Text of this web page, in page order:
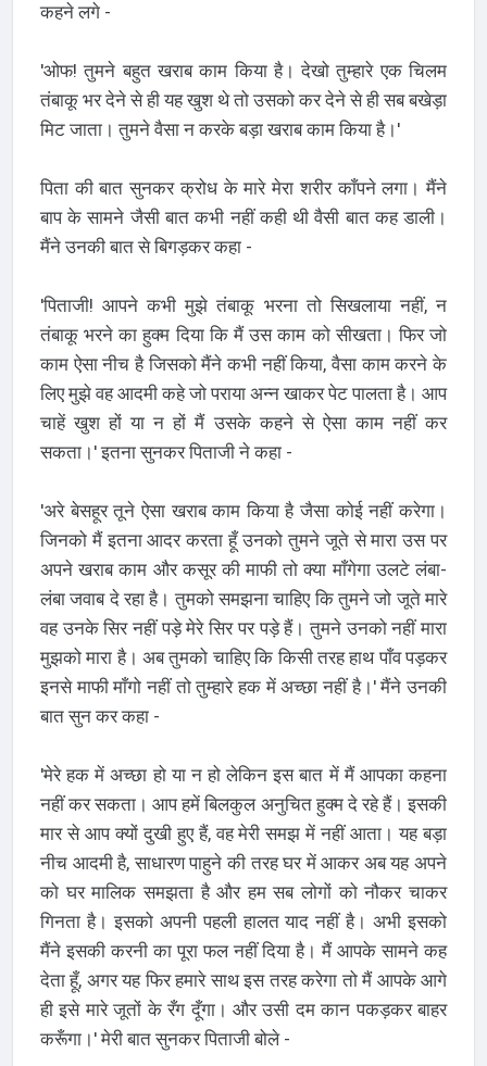
कहने लगे -
'ओफ! तुमने बहुत खराब काम किया है। देखो तुम्हारे एक चिलम
तंबाकू भर देने से ही यह खुश थे तो उसको कर देने से ही सब बखेड़ा
मिट जाता। तुमने वैसा न करके बड़ा खराब काम किया है।'
पिता की बात सुनकर क्रोध के मारे मेरा शरीर काँपने लगा। मैंने
बाप के सामने जैसी बात कभी नहीं कही थी वैसी बात कह डाली।
मैंने उनकी बात से बिगड़कर कहा -
'पिताजी! आपने कभी मुझे तंबाकू भरना तो सिखलाया नहीं, न
तंबाकू भरने का हुक्म दिया कि मैं उस काम को सीखता। फिर जो
काम ऐसा नीच है जिसको मैंने कभी नहीं किया, वैसा काम करने के
लिए मुझे वह आदमी कहे जो पराया अन्न खाकर पेट पालता है। आप
चाहें खुश हों या न हों मैं उसके कहने से ऐसा काम नहीं कर
सकता।' इतना सुनकर पिताजी ने कहा -
'अरे बेसहूर तूने ऐसा खराब काम किया है जैसा कोई नहीं करेगा।
जिनको मैं इतना आदर करता हूँ उनको तुमने जूते से मारा उस पर
अपने खराब काम और कसूर की माफी तो क्या माँगेगा उलटे लंबा-
लंबा जवाब दे रहा है। तुमको समझना चाहिए कि तुमने जो जूते मारे
वह उनके सिर नहीं पड़े मेरे सिर पर पड़े हैं। तुमने उनको नहीं मारा
मुझको मारा है। अब तुमको चाहिए कि किसी तरह हाथ पाँव पड़कर
इनसे माफी माँगो नहीं तो तुम्हारे हक में अच्छा नहीं है।' मैंने उनकी
बात सुन कर कहा -
'मेरे हक में अच्छा हो या न हो लेकिन इस बात में मैं आपका कहना
नहीं कर सकता। आप हमें बिलकुल अनुचित हुक्म दे रहे हैं। इसकी
मार से आप क्यों दुखी हुए हैं, वह मेरी समझ में नहीं आता। यह बड़ा
नीच आदमी है, साधारण पाहुने की तरह घर में आकर अब यह अपने
को घर मालिक समझता है और हम सब लोगों को नौकर चाकर
गिनता है। इसको अपनी पहली हालत याद नहीं है। अभी इसको
मैंने इसकी करनी का पूरा फल नहीं दिया है। मैं आपके सामने कह
देता हूँ, अगर यह फिर हमारे साथ इस तरह करेगा तो मैं आपके आगे
ही इसे मारे जूतों के रँग दूँगा। और उसी दम कान पकड़कर बाहर
करूँगा।' मेरी बात सुनकर पिताजी बोले -